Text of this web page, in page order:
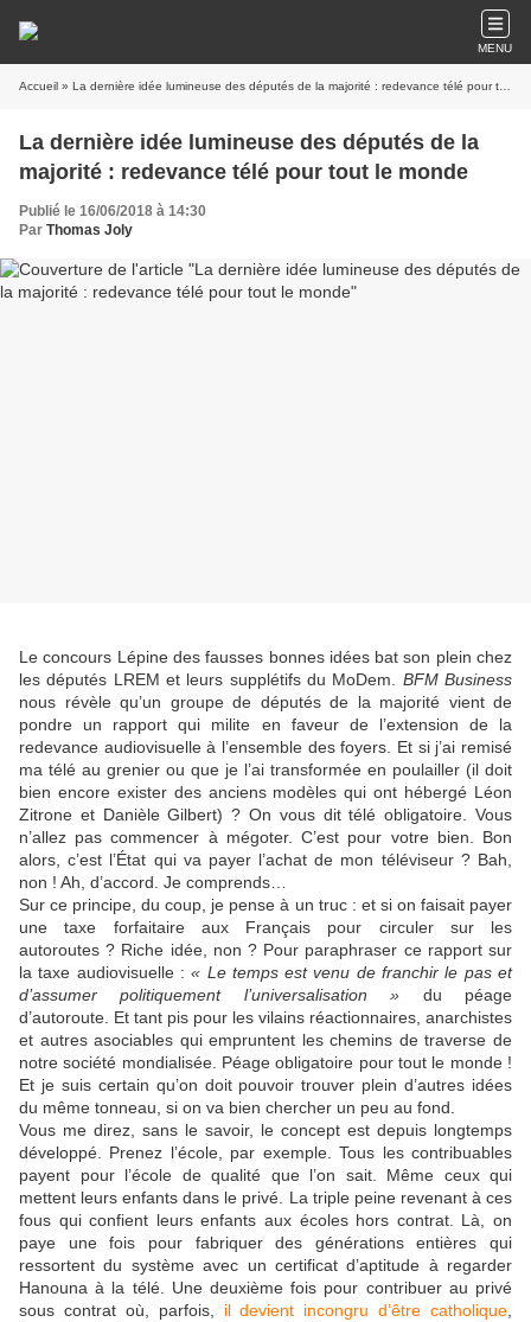
MENU
Accueil » La dernière idée lumineuse des députés de la majorité : redevance télé pour tout le monde
La dernière idée lumineuse des députés de la
majorité : redevance télé pour tout le monde
Publié le 16/06/2018 à 14:30
Par Thomas Joly
Le concours Lépine des fausses bonnes idées bat son plein chez
les députés LREM et leurs supplétifs du MoDem. BFM Business
nous révèle qu’un groupe de députés de la majorité vient de
pondre un rapport qui milite en faveur de l’extension de la
redevance audiovisuelle à l’ensemble des foyers. Et si j’ai remisé
ma télé au grenier ou que je l’ai transformée en poulailler (il doit
bien encore exister des anciens modèles qui ont hébergé Léon
Zitrone et Danièle Gilbert) ? On vous dit télé obligatoire. Vous
n’allez pas commencer à mégoter. C’est pour votre bien. Bon
alors, c’est l’État qui va payer l’achat de mon téléviseur ? Bah,
non ! Ah, d’accord. Je comprends…
Sur ce principe, du coup, je pense à un truc : et si on faisait payer
une taxe forfaitaire aux Français pour circuler sur les
autoroutes ? Riche idée, non ? Pour paraphraser ce rapport sur
la taxe audiovisuelle :« Le temps est venu de franchir le pas et
d’assumer politiquement l’universalisation » du péage
d’autoroute. Et tant pis pour les vilains réactionnaires, anarchistes
et autres asociables qui empruntent les chemins de traverse de
notre société mondialisée. Péage obligatoire pour tout le monde !
Et je suis certain qu’on doit pouvoir trouver plein d’autres idées
du même tonneau, si on va bien chercher un peu au fond.
Vous me direz, sans le savoir, le concept est depuis longtemps
développé. Prenez l’école, par exemple. Tous les contribuables
payent pour l’école de qualité que l’on sait. Même ceux qui
mettent leurs enfants dans le privé. La triple peine revenant à ces
fous qui confient leurs enfants aux écoles hors contrat. Là, on
paye une fois pour fabriquer des générations entières qui
ressortent du système avec un certificat d’aptitude à regarder
Hanouna à la télé. Une deuxième fois pour contribuer au privé
sous contrat où, parfois, il devient incongru d’être catholique